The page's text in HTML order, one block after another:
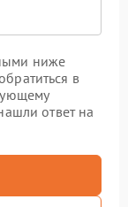
ниже
в
ответ на